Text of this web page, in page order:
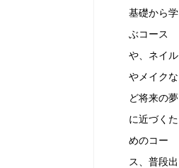
基礎から学
ぶコース
や、ネイル
やメイクな
ど将来の夢
に近づくた
めのコー
ス、普段出